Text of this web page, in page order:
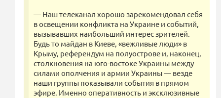
— Наш телеканал хорошо зарекомендовал себя
в освещении конфликта на Украине и событий,
вызывавших наибольший интерес зрителей.
Будь то майдан в Киеве, «вежливые люди» в
Крыму, референдум на полуострове и, наконец,
столкновения на юго-востоке Украины между
силами ополчения и армии Украины — везде
наши группы показывали события в прямом
эфире. Именно оперативность и эксклюзивные